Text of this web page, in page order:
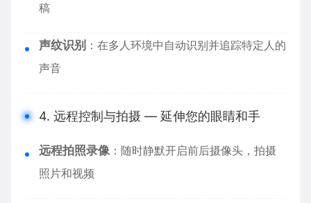
稿
声纹识别 ：在多人环境中自动识别并追踪特定人的
声音
4. 远程控制与拍摄 — 延伸您的眼睛和手
远程拍照录像：随时静默开启前后摄像头，拍摄
照片和视频